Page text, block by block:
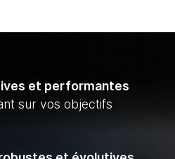
et performantes
sur vos objectifs